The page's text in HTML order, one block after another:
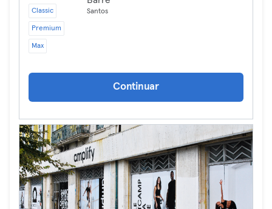
Classic
Premium
Max
Santos
Continuar